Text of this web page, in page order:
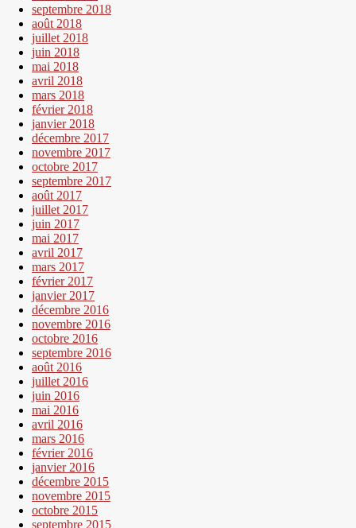
septembre 2018
août 2018
juillet 2018
juin 2018
mai 2018
avril 2018
mars 2018
février 2018
janvier 2018
décembre 2017
novembre 2017
octobre 2017
septembre 2017
août 2017
juillet 2017
juin 2017
mai 2017
avril 2017
mars 2017
février 2017
janvier 2017
décembre 2016
novembre 2016
octobre 2016
septembre 2016
août 2016
juillet 2016
juin 2016
mai 2016
avril 2016
mars 2016
février 2016
janvier 2016
décembre 2015
novembre 2015
octobre 2015
septembre 2015